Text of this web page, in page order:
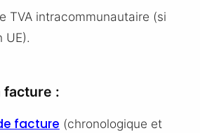
TVA intracommunautaire (si
UE).
facture :
facture (chronologique et